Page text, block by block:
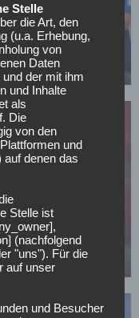
greifen nach
Stelle
die Art, den
(u.a. Erhebung,
von
Daten
der mit ihm
und Inhalte
als
Die
von den
und
denen das
Stelle ist
(nachfolgend
"uns"). Für die
auf unser
und Besucher